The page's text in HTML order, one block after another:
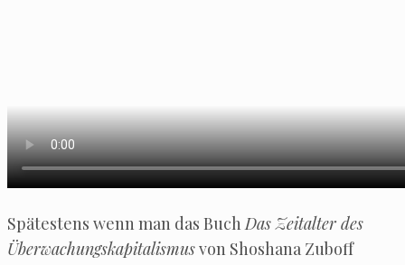
Spä­tes­tens wenn man das BuchDas Zeit­al­ter des
Über­wa­chungs­ka­pi­ta­lis­musvon Shosha­na Zub­off